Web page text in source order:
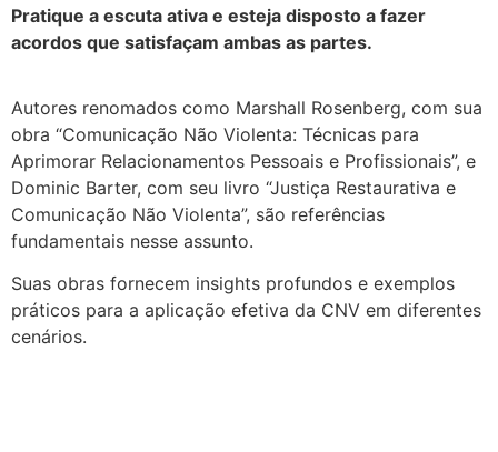
Pratique a escuta ativa e esteja disposto a fazer
acordos que satisfaçam ambas as partes.
Autores renomados como Marshall Rosenberg, com sua
obra “Comunicação Não Violenta: Técnicas para
Aprimorar Relacionamentos Pessoais e Profissionais”, e
Dominic Barter, com seu livro “Justiça Restaurativa e
Comunicação Não Violenta”, são referências
fundamentais nesse assunto.
Suas obras fornecem insights profundos e exemplos
práticos para a aplicação efetiva da CNV em diferentes
cenários.